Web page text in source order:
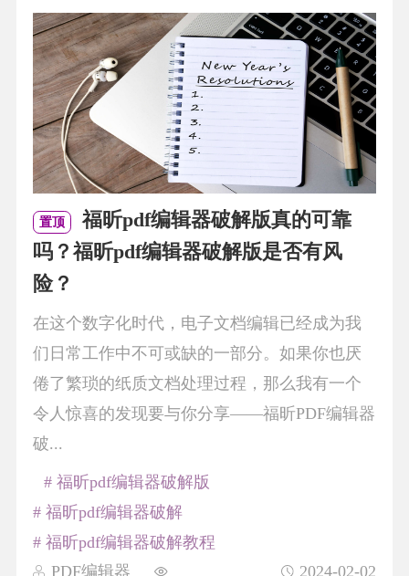
置顶
福昕pdf编辑器破解版真的可靠
吗？福昕pdf编辑器破解版是否有风
险？
在这个数字化时代，电子文档编辑已经成为我
们日常工作中不可或缺的一部分。如果你也厌
倦了繁琐的纸质文档处理过程，那么我有一个
令人惊喜的发现要与你分享——福昕PDF编辑器
破...
PDF编辑器 2024-02-02
# 福昕pdf编辑器破解版
# 福昕pdf编辑器破解
# 福昕pdf编辑器破解教程